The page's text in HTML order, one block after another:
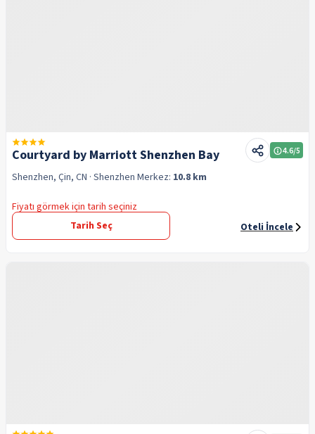
Courtyard by Marriott Shenzhen Bay 4.6/5
Shenzhen, Çin, CN · Shenzhen Merkez: 10.8 km
Fiyatı görmek için tarih seçiniz
Tarih Seç
Oteli İncele